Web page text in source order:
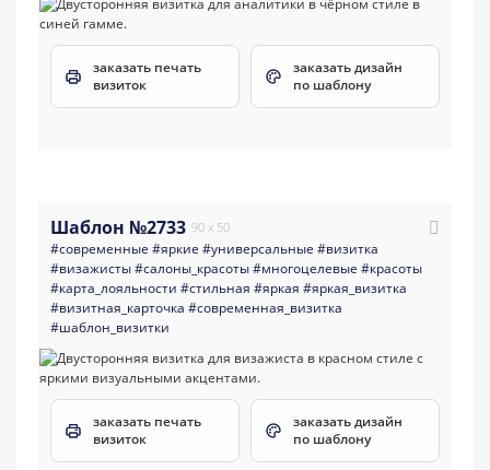
заказать печать
визиток
заказать дизайн
по шаблону
Шаблон №2733 90 x 50
#современные #яркие #универсальные #визитка
#визажисты#салоны_красоты#многоцелевые #красоты
#карта_лояльности #стильная #яркая #яркая_визитка
#визитная_карточка #современная_визитка
#шаблон_визитки
заказать печать
визиток
заказать дизайн
по шаблону